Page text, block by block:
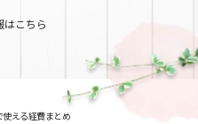
はこちら
使える経費まとめ